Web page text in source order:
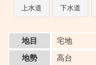
上水道 下水道
地目 宅地
地勢 高台